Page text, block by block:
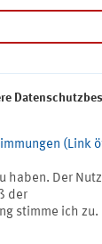
(Link
haben. Der
der
stimme ich zu.